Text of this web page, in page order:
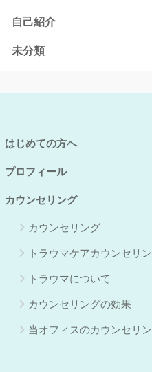
自己紹介
未分類
はじめての方へ
プロフィール
カウンセリング
カウンセリング
トラウマケアカウンセリ
トラウマについて
カウンセリングの効果
当オフィスのカウンセリ